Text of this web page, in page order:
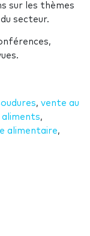
sur les thèmes
secteur.
, vente au
aliments,
alimentaire,